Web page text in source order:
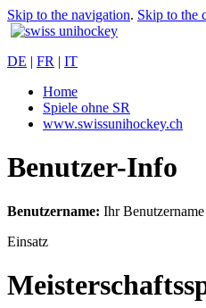
Skip to the navigation. Skip to the
DE | FR | IT
Home
Spiele ohne SR
www.swissunihockey.ch
Benutzer-Info
Benutzername: Ihr
Einsatz